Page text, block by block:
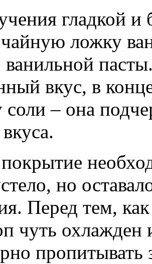
гладкой и
ложку
вкус, в
– она
но
Перед тем,
чуть охлажден
пропитывать